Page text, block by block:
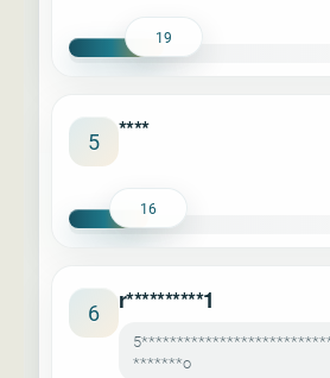
19
5 ****
16
6 r**********1
*******o